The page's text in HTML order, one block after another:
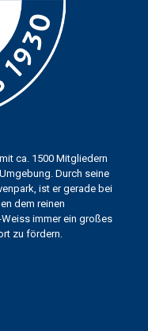
ca. 1500 Mitgliedern
Durch seine
ist er gerade bei
dem reinen
immer ein großes
zu fördern.